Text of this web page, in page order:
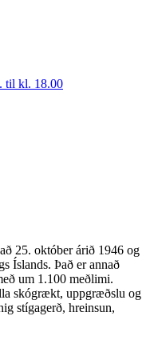
til kl. 18.00
25. október árið 1946 og
Íslands. Það er annað
um 1.100 meðlimi.
skógrækt, uppgræðslu og
stígagerð, hreinsun,